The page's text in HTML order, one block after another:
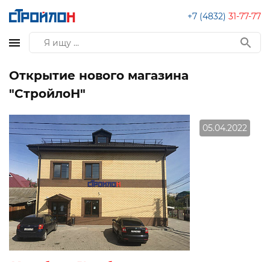
+7 (4832) 31-77-77
Открытие нового магазина
"СтройлоН"
05.04.2022